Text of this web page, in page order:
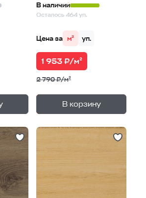
В наличии
Осталось 464 уп.
Цена за м² уп.
1 953 ₽/м²
2 790 ₽/м²
В корзину
— 1уп.